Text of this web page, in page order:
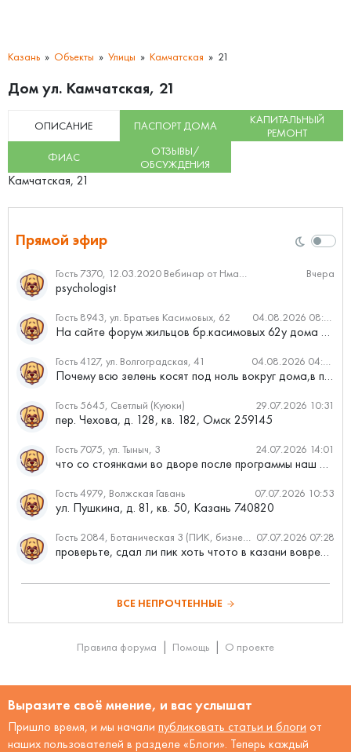
Казань Объекты Улицы Камчатская 21
Дом ул. Камчатская, 21
ОПИСАНИЕ ПАСПОРТ ДОМА
КАПИТАЛЬНЫЙ
РЕМОНТ
ФИАС
ОТЗЫВЫ/
ОБСУЖДЕНИЯ
Камчатская, 21
Прямой эфир
Гость 7370, 12.03.2020 Вебинар от Нмаркет.ПРО: «Актуальное об ипотеке: что нужно знать» Вчера
psychologist
Гость 8943, ул. Братьев Касимовых, 62 04.08.2026 08:34
На сайте форум жильцов бр.касимовых 62у дома растут красивые...
Гость 4127, ул. Волгоградская, 41 04.08.2026 04:46
Почему всю зелень косят под ноль вокруг дома,в полисадниках....
Гость 5645, Светлый (Куюки) 29.07.2026 10:31
пер. Чехова, д. 128, кв. 182, Омск 259145
Гость 7075, ул. Тыныч, 3 24.07.2026 14:01
что со стоянками во дворе после программы наш двор
Гость 4979, Волжская Гавань 07.07.2026 10:53
ул. Пушкина, д. 81, кв. 50, Казань 740820
Гость 2084, Ботаническая 3 (ПИК, бизнес-класс) 07.07.2026 07:28
проверьте, сдал ли пик хоть чтото в казани вовремя?
ВСЕ НЕПРОЧТЕННЫЕ
Правила форума Помощь О проекте
Выразите своё мнение, и вас услышат
Пришло время, и мы начали публиковать статьи и блоги от
наших пользователей в разделе «Блоги». Теперь каждый